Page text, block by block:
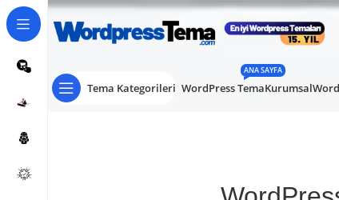
Tema Kategorileri WordPress Tema
ANA SAYFA
Kurumsal